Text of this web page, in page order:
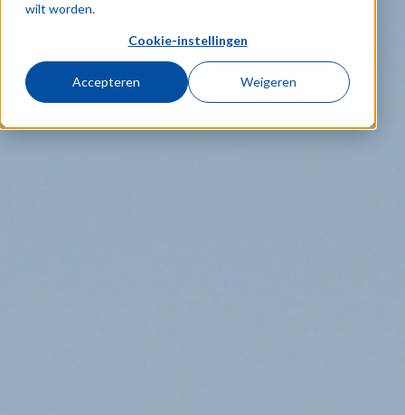
wilt worden.
Cookie-instellingen
Accepteren Weigeren